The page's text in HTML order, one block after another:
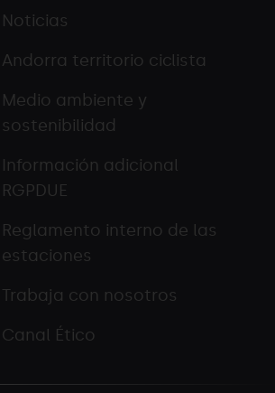
Noticias
Andorra territorio ciclista
Medio ambiente y
sostenibilidad
Información adicional
RGPDUE
Reglamento interno de las
estaciones
Trabaja con nosotros
Canal Ético